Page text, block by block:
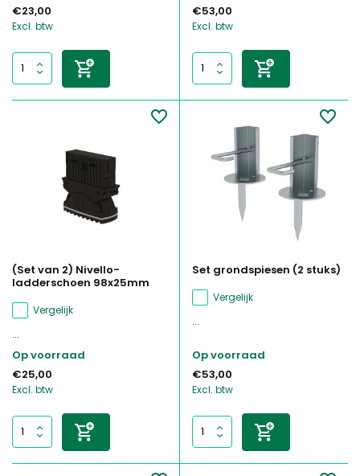
€23,00
Excl. btw
€53,00
Excl. btw
(Set van 2) Nivello-
ladderschoen 98x25mm
Vergelijk
...
Op voorraad
€25,00
Excl. btw
Set grondspiesen (2 stuks)
Vergelijk
...
Op voorraad
€53,00
Excl. btw